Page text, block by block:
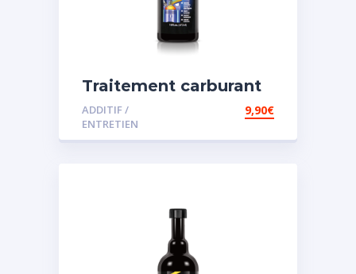
Traitement carburant
diesel et essence
ADDITIF /
ENTRETIEN
9,90€